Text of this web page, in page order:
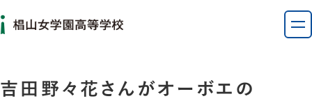
吉田野々花さんがオーボエの